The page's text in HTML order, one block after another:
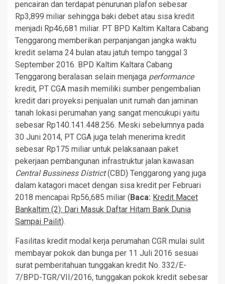
pencairan dan terdapat penurunan plafon sebesar
Rp3,899 miliar sehingga baki debet atau sisa kredit
menjadi Rp46,681 miliar. PT BPD Kaltim Kaltara Cabang
Tenggarong memberikan perpanjangan jangka waktu
kredit selama 24 bulan atau jatuh tempo tanggal 3
September 2016. BPD Kaltim Kaltara Cabang
Tenggarong beralasan selain menjaga performance
kredit, PT CGA masih memiliki sumber pengembalian
kredit dari proyeksi penjualan unit rumah dan jaminan
tanah lokasi perumahan yang sangat mencukupi yaitu
sebesar Rp140.141.448.256. Meski sebelumnya pada
30 Juni 2014, PT CGA juga telah menerima kredit
sebesar Rp175 miliar untuk pelaksanaan paket
pekerjaan pembangunan infrastruktur jalan kawasan
Central Bussiness District(CBD) Tenggarong yang juga
dalam katagori macet dengan sisa kredit per Februari
2018 mencapai Rp56,685 miliar ( Baca: Kredit Macet
Bankaltim (2): Dari Masuk Daftar Hitam Bank Dunia
Sampai Pailit).
Fasilitas kredit modal kerja perumahan CGR mulai sulit
membayar pokok dan bunga per 11 Juli 2016 sesuai
surat pemberitahuan tunggakan kredit No. 332/E-
7/BPD-TGR/VII/2016, tunggakan pokok kredit sebesar